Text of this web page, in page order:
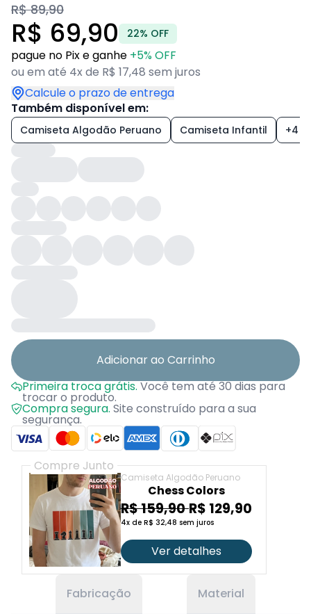
R$ 89,90
R$ 69,90 22% OFF
pague no Pix e ganhe +5% OFF
ou em até 4x de R$ 17,48 sem juros
Calcule o prazo de entrega
Também disponível em:
Camiseta Algodão Peruano Camiseta Infantil +4
Adicionar ao Carrinho
Primeira troca grátis.Você tem até 30 dias para
trocar o produto.
Compra segura. Site construído para a sua
segurança.
Compre Junto
Camiseta Algodão Peruano
Chess Colors
R$ 159,90 R$ 129,90
4x de R$ 32,48 sem juros
Ver detalhes
Fabricação Material